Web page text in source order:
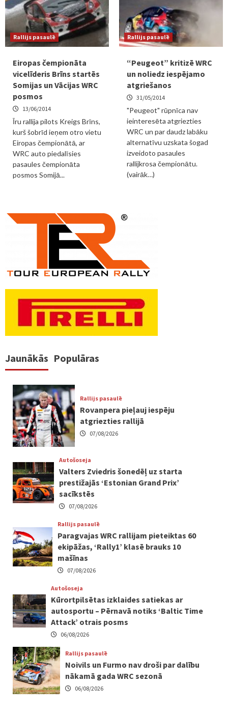
Rallijs pasaulē
Eiropas čempionāta
vicelīderis Brīns startēs
Somijas un Vācijas WRC
posmos
13/06/2014
Īru rallija pilots Kreigs Brīns,
kurš šobrīd ieņem otro vietu
Eiropas čempionātā, ar
WRC auto piedalīsies
pasaules čempionāta
posmos Somijā...
Rallijs pasaulē
“Peugeot” kritizē WRC
un noliedz iespējamo
atgriešanos
31/05/2014
"Peugeot" rūpnīca nav
ieinteresēta atgriezties
WRC un par daudz labāku
alternatīvu uzskata šogad
izveidoto pasaules
rallijkrosa čempionātu.
(vairāk…)
Jaunākās Populāras
Rallijs pasaulē
Rovanpera pieļauj iespēju
atgriezties rallijā
07/08/2026
Autošoseja
Valters Zviedris šonedēļ uz starta
prestižajās ‘Estonian Grand Prix’
sacīkstēs
07/08/2026
Rallijs pasaulē
Paragvajas WRC rallijam pieteiktas 60
ekipāžas, ‘Rally1’ klasē brauks 10
mašīnas
07/08/2026
Autošoseja
Kūrortpilsētas izklaides satiekas ar
autosportu – Pērnavā notiks ‘Baltic Time
Attack’ otrais posms
06/08/2026
Rallijs pasaulē
Noivils un Furmo nav droši par dalību
nākamā gada WRC sezonā
06/08/2026